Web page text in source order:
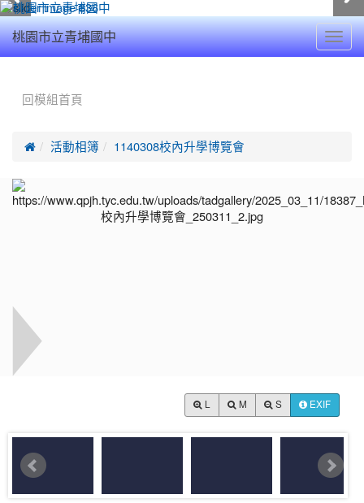
桃園市立青埔國中
回模組首頁
 活動相簿 1140308校內升學博覽會
M S EXIF